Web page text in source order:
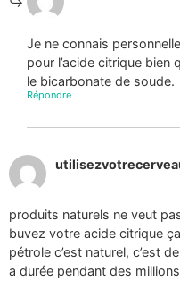
Je ne connais
pour l’acide citrique bien
le bicarbonate de soude.
Répondre
produits naturels ne veut
buvez votre acide citrique
pétrole c’est naturel, c’est
a durée pendant des